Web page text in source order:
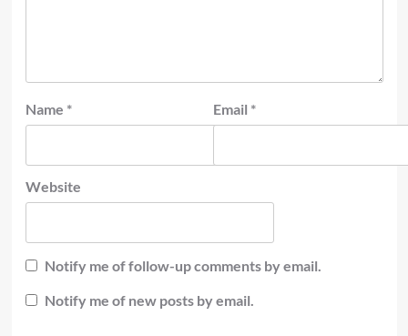
Name * Email *
Website
Notify me of follow-up comments by email.
Notify me of new posts by email.